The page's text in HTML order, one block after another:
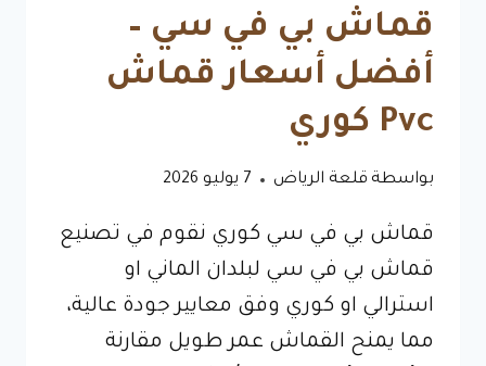
قماش بي في سي –
أفضل أسعار قماش
Pvc كوري
بواسطة قلعة الرياض 7 يوليو 2026
قماش بي في سي كوري نقوم في تصنيع
قماش بي في سي لبلدان الماني او
استرالي او كوري وفق معايير جودة عالية،
مما يمنح القماش عمر طويل مقارنة